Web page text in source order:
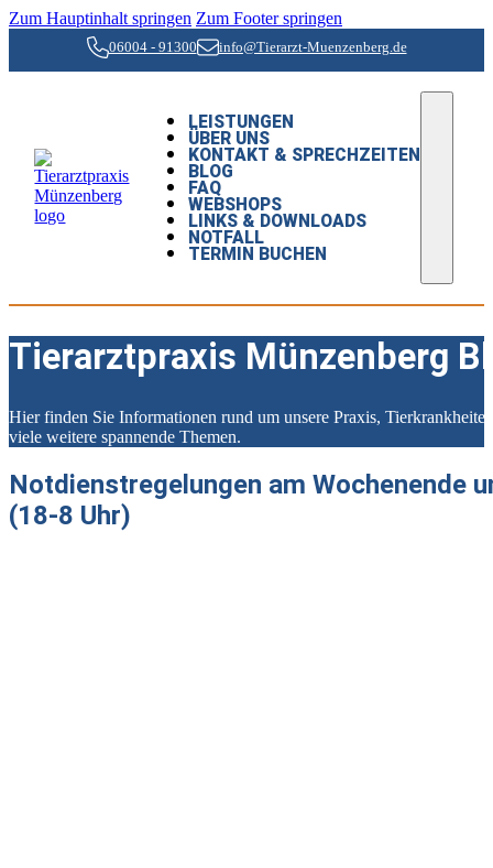
Zum Hauptinhalt springen Zum Footer springen
06004 - 91300 info@Tierarzt-Muenzenberg.de
LEISTUNGEN
ÜBER UNS
KONTAKT & SPRECHZEITEN
BLOG
FAQ
WEBSHOPS
LINKS & DOWNLOADS
NOTFALL
TERMIN BUCHEN
Tierarztpraxis Münzenberg
Hier finden Sie Informationen rund um unsere Praxis,
viele weitere spannende Themen.
Notdienstregelungen am Wochenende
(18-8 Uhr)